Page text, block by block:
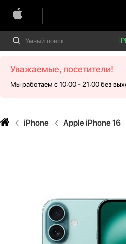
Уважаемые, посетители!
Мы работаем с 10:00 - 21:00 без
iPhone Apple iPhone 16